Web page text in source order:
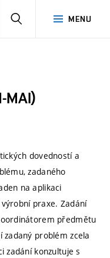
MENU
MAI)
dovedností a
zadaného
na aplikaci
praxe. Zadání
předmětu
problém zcela
zadání konzultuje s